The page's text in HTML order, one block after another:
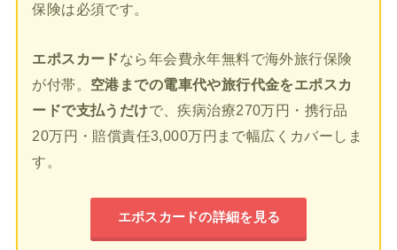
保険は必須です。
エポスカードなら年会費永年無料で海外旅行保険
が付帯。 空港までの電車代や旅行代金をエポスカ
ードで支払うだけで、疾病治療270万円・携行品
20万円・賠償責任3,000万円まで幅広くカバーしま
す。
エポスカードの詳細を見る